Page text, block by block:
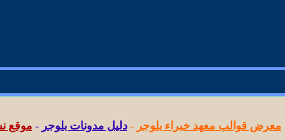
معرض قوالب معهد خبراء بلوجر -دليل مدونات بلوجر - موقع